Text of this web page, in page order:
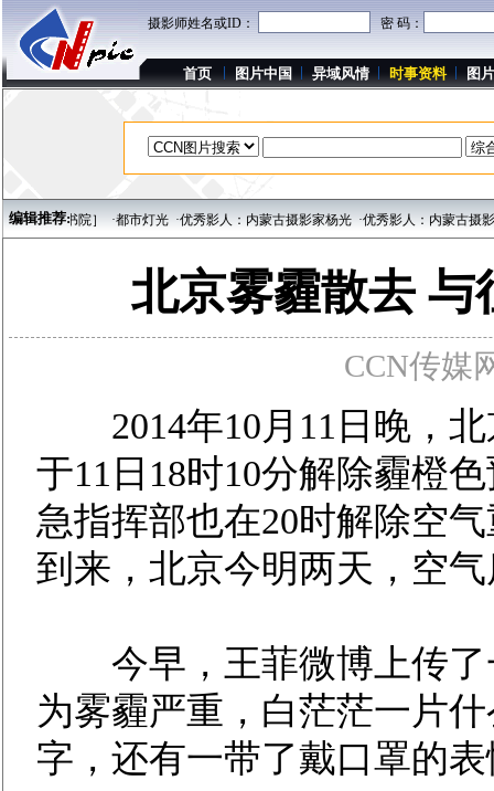
摄影师姓名或ID： 密 码：
首页 图片中国 异域风情 时事资料 图
编辑推荐:
院］ ·都市灯光 ·优秀影人：内蒙古摄影家杨光 ·优秀影人：内蒙古摄影家韩波 ·充
北京雾霾散去 与
CCN传媒
2014年10月11日晚，北
于11日18时10分解除霾橙
急指挥部也在20时解除空
到来，北京今明两天，空
今早，王菲微博上传了
为雾霾严重，白茫茫一片
字，还有一带了戴口罩的